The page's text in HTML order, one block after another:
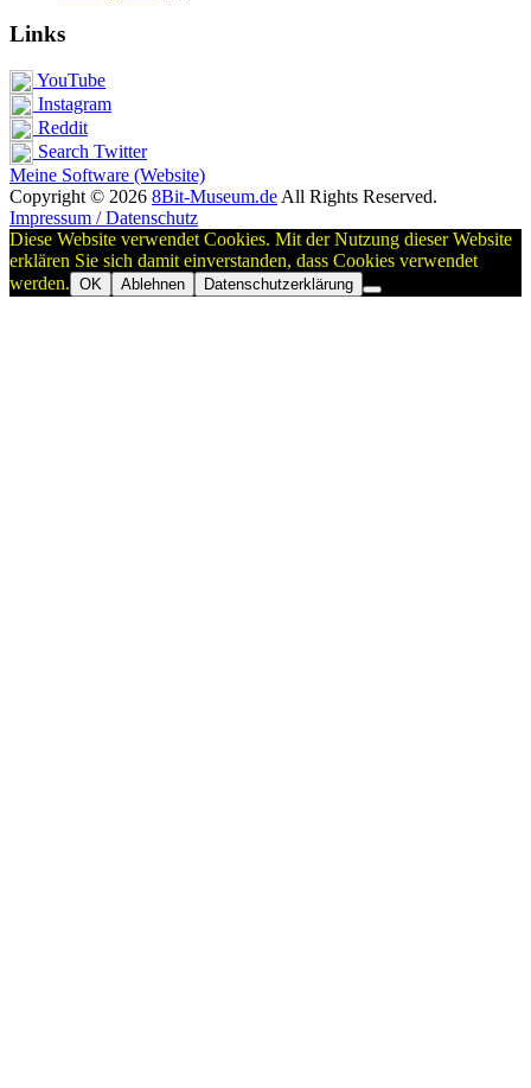
Links
YouTube
Instagram
Reddit
Search Twitter
Meine Software (Website)
Copyright © 2026 8Bit-Museum.de All Rights Reserved.
Impressum / Datenschutz
Diese Website verwendet Cookies. Mit der Nutzung dieser Website
erklären Sie sich damit einverstanden, dass Cookies verwendet
werden. OK Ablehnen Datenschutzerklärung